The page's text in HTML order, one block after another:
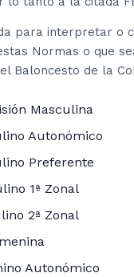
para interpretar o
Normas o que
Baloncesto de la
Masculina
Autonómico
Preferente
1ª Zonal
2ª Zonal
Autonómico